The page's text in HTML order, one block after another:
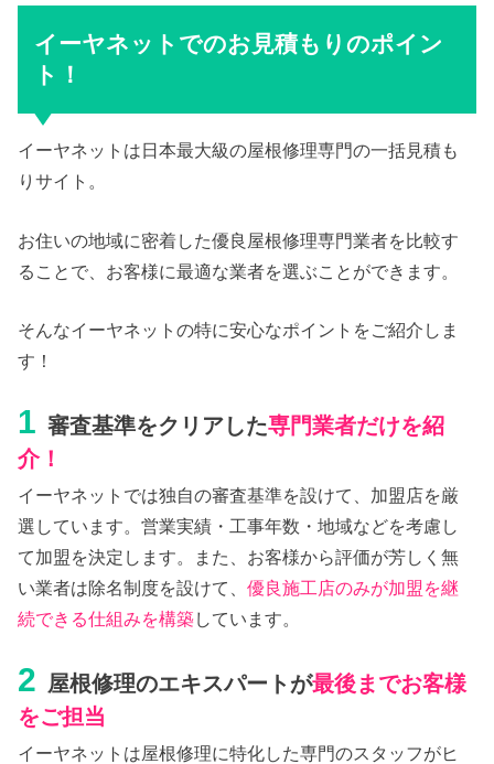
イーヤネットでのお見積もりのポイン
ト！
イーヤネットは日本最大級の屋根修理専門の一括見積も
りサイト。
お住いの地域に密着した優良屋根修理専門業者を比較す
ることで、お客様に最適な業者を選ぶことができます。
そんなイーヤネットの特に安心なポイントをご紹介しま
す！
1 審査基準をクリアした専門業者だけを紹
介！
イーヤネットでは独自の審査基準を設けて、加盟店を厳
選しています。営業実績・工事年数・地域などを考慮し
て加盟を決定します。また、お客様から評価が芳しく無
い業者は除名制度を設けて、優良施工店のみが加盟を継
続できる仕組みを構築しています。
2 屋根修理のエキスパートが最後までお客様
をご担当
イーヤネットは屋根修理に特化した専門のスタッフがヒ